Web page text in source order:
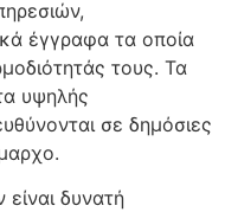
έγγραφα τα οποία
τους. Τα
υψηλής
σε δημόσιες
δυνατή